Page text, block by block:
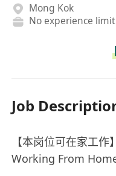
Mong Kok
No experience limit
Job
【本岗位可在家工作】
Working From